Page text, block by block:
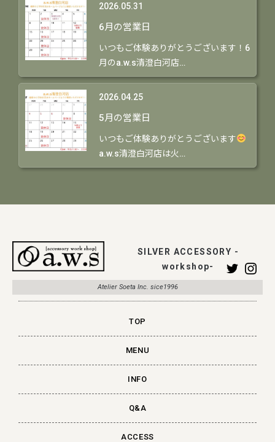
2026.05.31
6月の営業日
いつもご体験ありがとうございます！6
月のa.w.s清澄白河店…
2026.04.25
5月の営業日
いつもご体験ありがとうございます
a.w.s清澄白河店は火…
SILVER ACCESSORY -
workshop-
Atelier Soeta Inc. sice1996
TOP
MENU
INFO
Q&A
ACCESS